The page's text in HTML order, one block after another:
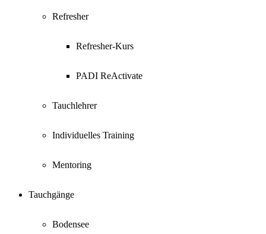
Refresher
Refresher-Kurs
PADI ReActivate
Tauchlehrer
Individuelles Training
Mentoring
Tauchgänge
Bodensee